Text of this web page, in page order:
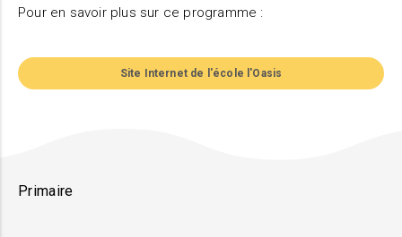
Primaire
Pour en savoir plus sur ce programme :
Site Internet de l'école l'Oasis